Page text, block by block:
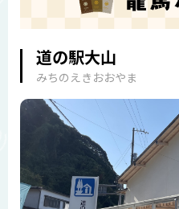
道の駅大山
みちのえきおおやま